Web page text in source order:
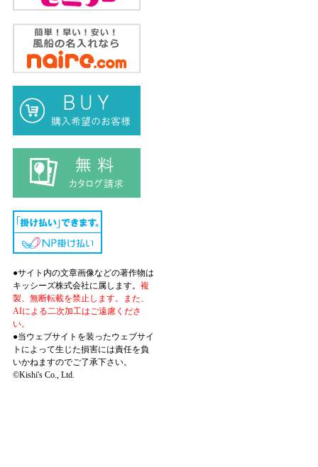
●サイト内の文章画像などの著作物は
キッシーズ株式会社に属します。 複
製、無断転載を禁止します。また、
AIによる二次加工はご遠慮くださ
い。
●当ウェブサイトを装ったウェブサイ
トによって生じた損害には責任を負
いかねますのでご了承下さい。
©Kishi's Co., Ltd.